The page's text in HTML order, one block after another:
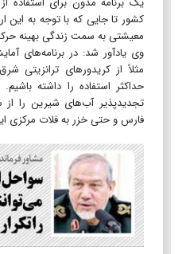
کشور تا جایی که با توجه به این
معیشتی به سمت زندگی بهینه
وی یادآور شد: در برنامه‌های
مثلاً از کریدورهای ترانزیتی
حداکثر استفاده را داشته
تجدیدپذیر آب‌های شیرین را
فارس و حتی خزر به فلات مرکزی